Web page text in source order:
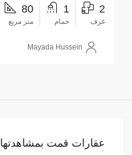
2
غرف
1
حمام
80
متر مربع
Mayada Hussein
عقارات قمت بمشاهدتها